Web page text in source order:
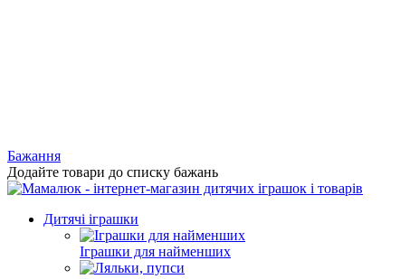
Бажання
Додайте товари до списку бажань
Дитячі іграшки
Іграшки для найменших